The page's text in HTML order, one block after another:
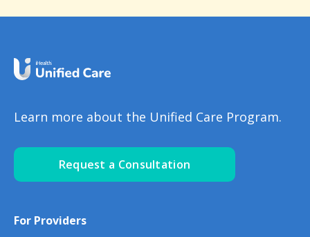
Learn more about the Unified Care Program.
Request a Consultation
For Providers